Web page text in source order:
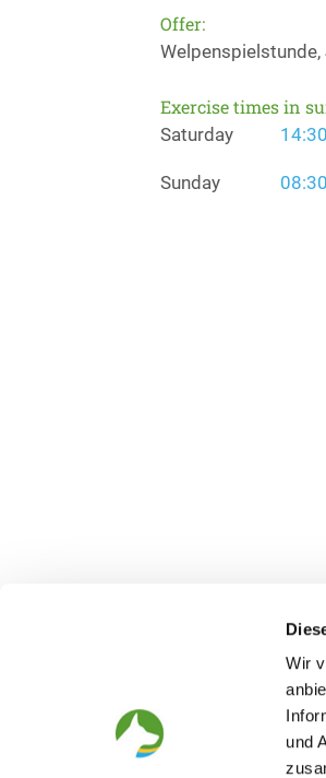
Wir
und
Offer:
Welpenspielstunde,
Exercise times in
Saturday
Sunday
The German
Everything about the
Breeding and upbringing